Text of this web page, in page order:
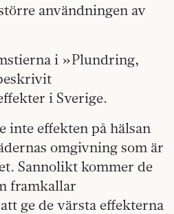
användningen av
i »Plundring,
i Sverige.
inte effekten på hälsan
omgivning som är
Sannolikt kommer de
framkallar
ge de värsta effekterna